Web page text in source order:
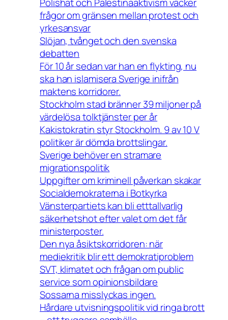
frågor om gränsen mellan protest och
yrkesansvar
Slöjan, tvånget och den svenska
debatten
För 10 år sedan var han en flykting, nu
ska han islamisera Sverige inifrån
maktens korridorer.
Stockholm stad bränner 39 miljoner på
värdelösa tolktjänster per år
Kakistokratin styr Stockholm. 9 av 10 V
politiker är dömda brottslingar.
Sverige behöver en stramare
migrationspolitik
Uppgifter om kriminell påverkan skakar
Socialdemokraterna i Botkyrka
Vänsterpartiets kan bli etttallvarlig
säkerhetshot efter valet om det får
ministerposter.
Den nya åsiktskorridoren: när
mediekritik blir ett demokratiproblem
SVT, klimatet och frågan om public
service som opinionsbildare
Sossarna misslyckas ingen.
Hårdare utvisningspolitik vid ringa brott